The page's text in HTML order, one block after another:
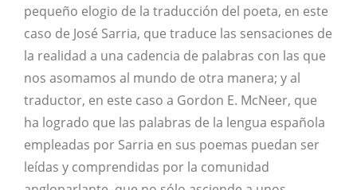
pequeño elogio de la traducción del poeta, en este
caso de José Sarria, que traduce las sensaciones de
la realidad a una cadencia de palabras con las que
nos asomamos al mundo de otra manera; y al
traductor, en este caso a Gordon E. McNeer, que
ha logrado que las palabras de la lengua española
empleadas por Sarria en sus poemas puedan ser
leídas y comprendidas por la comunidad